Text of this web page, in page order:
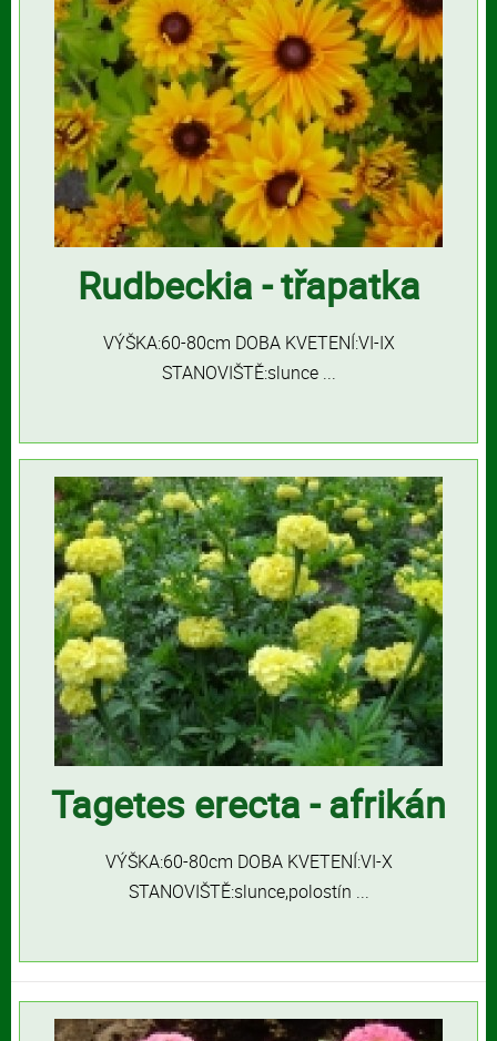
Rudbeckia - třapatka
VÝŠKA:60-80cm DOBA KVETENÍ:VI-IX
STANOVIŠTĚ:slunce ...
Tagetes erecta - afrikán
VÝŠKA:60-80cm DOBA KVETENÍ:VI-X
STANOVIŠTĚ:slunce,polostín ...